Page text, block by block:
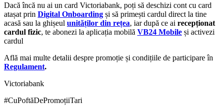
Dacă încă nu ai un card Victoriabank, poți să deschizi cont cu card
atașat prin Digital Onboarding și să primești cardul direct la tine
acasă sau la ghișeul unităților din rețea, iar după ce ai recepționat
cardul fizic, te abonezi la aplicația mobilă VB24 Mobile și activezi
cardul
Află mai multe detalii despre promoție și condițiile de participare în
Regulament.
Victoriabank
#CuPoftăDePromoțiiTari